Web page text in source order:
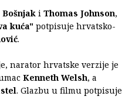
i Thomas Johnson,
kuća" potpisuje hrvatsko-
.
narator hrvatske verzije je
Kenneth Welsh, a
. Glazbu u filmu potpisuje